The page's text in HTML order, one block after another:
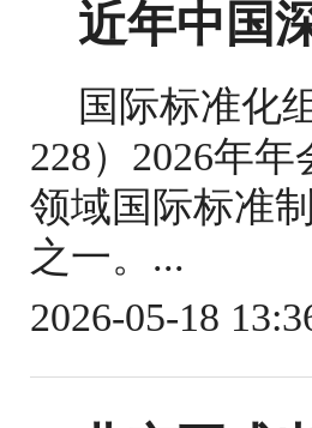
近年中国
国际标准化
228）2026年
领域国际标准
之一。...
2026-05-18